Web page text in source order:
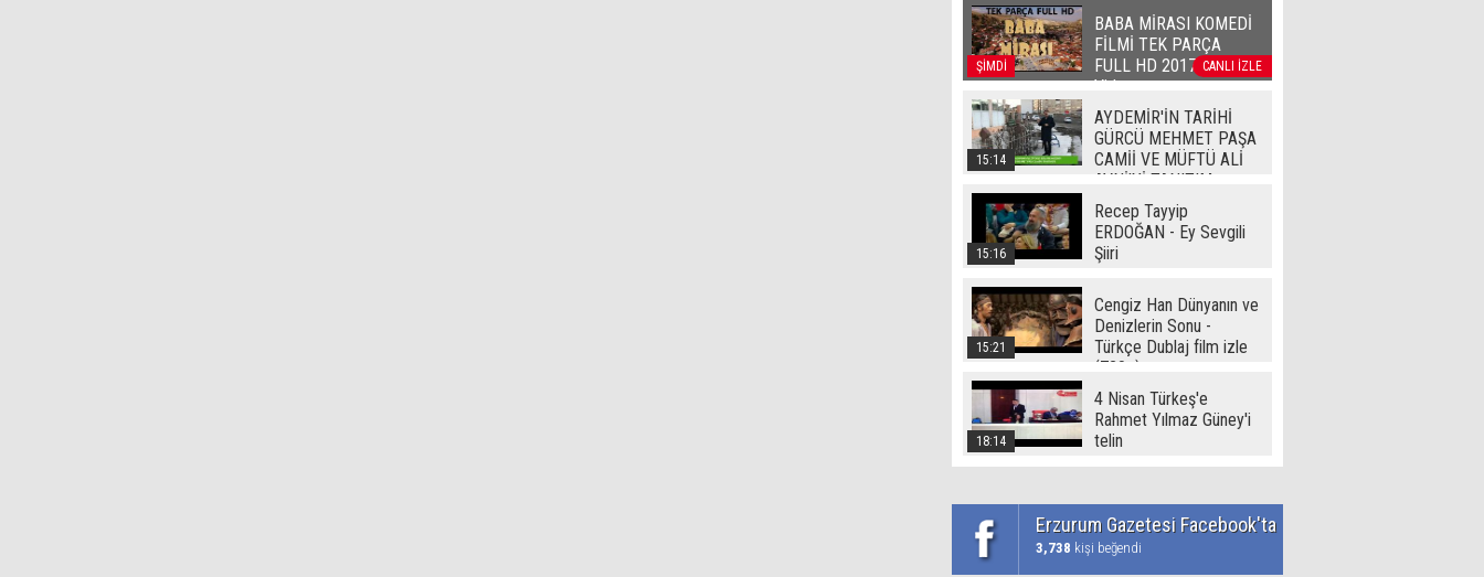
ŞİMDİ CANLI İZLE
BABA MİRASI KOMEDİ
FİLMİ TEK PARÇA
FULL HD 2017 | Official
Video
15:14
AYDEMİR'İN TARİHİ
GÜRCÜ MEHMET PAŞA
CAMİİ VE MÜFTÜ ALİ
AVNİ'Yİ TANITIM
15:16
Recep Tayyip
ERDOĞAN - Ey Sevgili
Şiiri
15:21
Cengiz Han Dünyanın ve
Denizlerin Sonu -
Türkçe Dublaj film izle
(720p)
18:14
4 Nisan Türkeş'e
Rahmet Yılmaz Güney'i
telin
Erzurum Gazetesi Facebook'ta
3,738 kişi beğendi